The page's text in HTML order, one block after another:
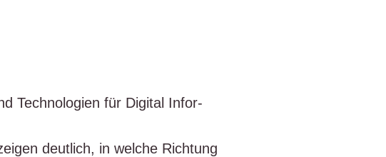
Tech­no­lo­gien für Digi­tal Infor­
deut­lich, in wel­che Rich­tung